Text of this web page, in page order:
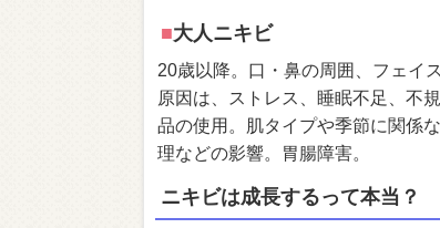
■大人ニキビ
20歳以降。口・鼻の周囲、フェイ
原因は、ストレス、睡眠不足、不
品の使用。肌タイプや季節に関係
理などの影響。胃腸障害。
ニキビは成長するって本当？